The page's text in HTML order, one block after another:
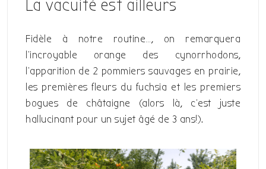
La vacuité est ailleurs
Fidèle à notre routine…, on remarquera
l’incroyable orange des cynorrhodons,
l’apparition de 2 pommiers sauvages en prairie,
les premières fleurs du fuchsia et les premiers
bogues de châtaigne (alors là, c’est juste
hallucinant pour un sujet âgé de 3 ans!).